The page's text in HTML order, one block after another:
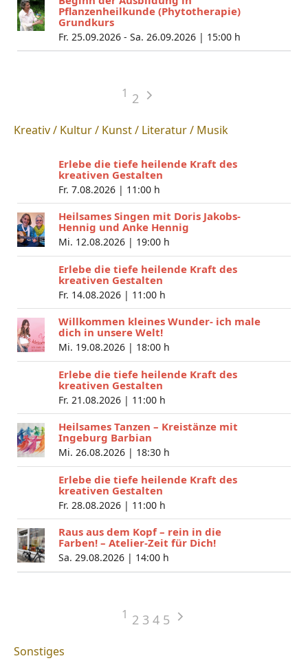
Pflanzenheilkunde (Phytotherapie)
Grundkurs
Fr. 25.09.2026 - Sa. 26.09.2026 | 15:00 h
1 2
Kreativ / Kultur / Kunst / Literatur / Musik
Erlebe die tiefe heilende Kraft des
kreativen Gestalten
Fr. 7.08.2026 | 11:00 h
Heilsames Singen mit Doris Jakobs-
Hennig und Anke Hennig
Mi. 12.08.2026 | 19:00 h
Erlebe die tiefe heilende Kraft des
kreativen Gestalten
Fr. 14.08.2026 | 11:00 h
Willkommen kleines Wunder- ich male
dich in unsere Welt!
Mi. 19.08.2026 | 18:00 h
Erlebe die tiefe heilende Kraft des
kreativen Gestalten
Fr. 21.08.2026 | 11:00 h
Heilsames Tanzen – Kreistänze mit
Ingeburg Barbian
Mi. 26.08.2026 | 18:30 h
Erlebe die tiefe heilende Kraft des
kreativen Gestalten
Fr. 28.08.2026 | 11:00 h
Raus aus dem Kopf – rein in die
Farben! – Atelier-Zeit für Dich!
Sa. 29.08.2026 | 14:00 h
1 2 3 4 5
Sonstiges